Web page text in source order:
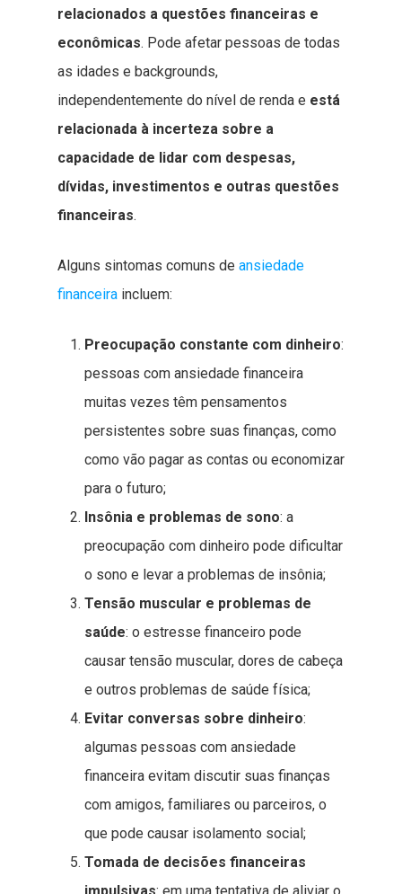
relacionados a questões financeiras e
econômicas. Pode afetar pessoas de todas
as idades e backgrounds,
independentemente do nível de renda e está
relacionada à incerteza sobre a
capacidade de lidar com despesas,
dívidas, investimentos e outras questões
financeiras.
Alguns sintomas comuns de ansiedade
financeira incluem:
Preocupação constante com dinheiro:
pessoas com ansiedade financeira
muitas vezes têm pensamentos
persistentes sobre suas finanças, como
como vão pagar as contas ou economizar
para o futuro;
Insônia e problemas de sono: a
preocupação com dinheiro pode dificultar
o sono e levar a problemas de insônia;
Tensão muscular e problemas de
saúde: o estresse financeiro pode
causar tensão muscular, dores de cabeça
e outros problemas de saúde física;
Evitar conversas sobre dinheiro:
algumas pessoas com ansiedade
financeira evitam discutir suas finanças
com amigos, familiares ou parceiros, o
que pode causar isolamento social;
Tomada de decisões financeiras